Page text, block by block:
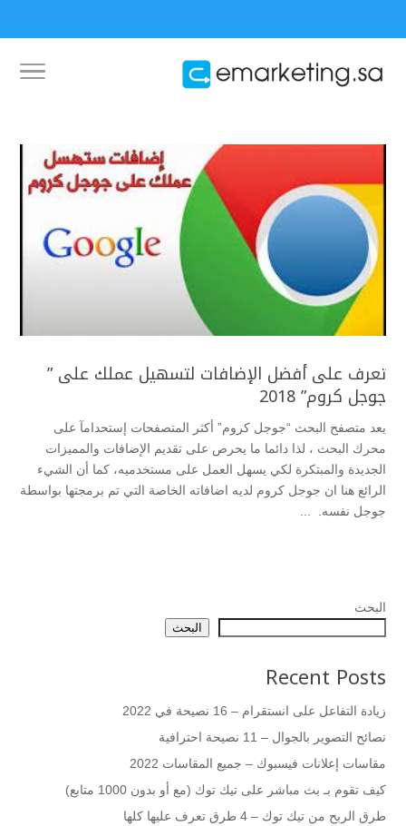
تعرف على أفضل الإضافات لتسهيل عملك على ”
جوجل كروم” 2018
يعد متصفح البحث “جوجل كروم” أكثر المتصفحات إستحدامآ على
محرك البحث ، لذا دائما ما يحرص على تقديم الإضافات والمميزات
الجديدة والمبتكرة لكي يسهل العمل على مستخدميه، كما أن الشيء
الرائع هنا ان جوجل كروم لديه اضافاته الخاصة التي تم برمجتها بواسطة
جوجل نفسه. ...
البحث
البحث
Recent Posts
زيادة التفاعل على انستقرام – 16 نصيحة في 2022
نصائح التصوير بالجوال – 11 نصيحة احترافية
مقاسات إعلانات فيسبوك – جميع المقاسات 2022
كيف تقوم بـ بث مباشر على تيك توك (مع أو بدون 1000 متابع)
طرق الربح من تيك توك – 4 طرق تعرف عليها كلها